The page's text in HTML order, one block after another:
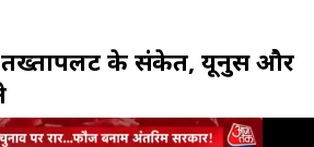
तख्तापलट के संकेत, यूनुस और